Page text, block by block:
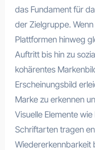
das Fundament für
der Zielgruppe.
Plattformen hinweg
Auftritt bis hin zu
kohärentes
Erscheinungsbild
Marke zu erkennen
Visuelle Elemente
Schriftarten tragen
Wiedererkennbarkeit